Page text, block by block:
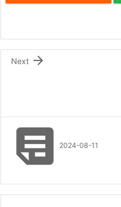

Next
2024-08-11